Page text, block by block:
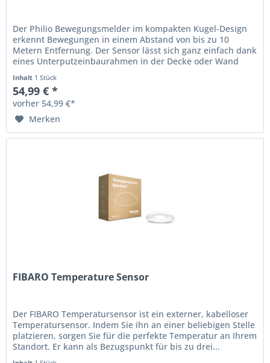
Der Philio Bewegungsmelder im kompakten Kugel-Design
erkennt Bewegungen in einem Abstand von bis zu 10
Metern Entfernung. Der Sensor lässt sich ganz einfach dank
eines Unterputzeinbaurahmen in der Decke oder Wand
Inhalt 1 Stück
54,99 € *
vorher 54,99 €*
Merken
FIBARO Temperature Sensor
Der FIBARO Temperatursensor ist ein externer, kabelloser
Temperatursensor. Indem Sie ihn an einer beliebigen Stelle
platzieren, sorgen Sie für die perfekte Temperatur an Ihrem
Standort. Er kann als Bezugspunkt für bis zu drei...